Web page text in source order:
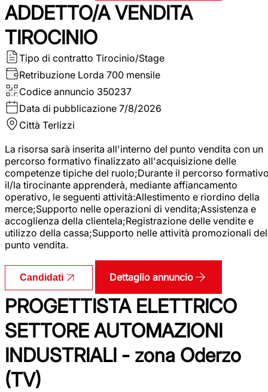
ADDETTO/A VENDITA
TIROCINIO
Tipo di contratto Tirocinio/Stage
Retribuzione Lorda 700 mensile
Codice annuncio 350237
Data di pubblicazione 7/8/2026
Città Terlizzi
La risorsa sarà inserita all'interno del punto vendita con un
percorso formativo finalizzato all'acquisizione delle
competenze tipiche del ruolo;Durante il percorso
il/la tirocinante apprenderà, mediante affiancamento
operativo, le seguenti attività:Allestimento e riordino della
merce;Supporto nelle operazioni di vendita;Assistenza e
accoglienza della clientela;Registrazione delle vendite e
utilizzo della cassa;Supporto nelle attività promozionali del
punto vendita.
Candidati Dettaglio annuncio
PROGETTISTA ELETTRICO
SETTORE AUTOMAZIONI
INDUSTRIALI - zona Oderzo
(TV)